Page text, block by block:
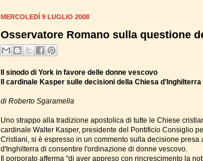
MERCOLEDÌ 9 LUGLIO 2008
Osservatore Romano sulla questione
Il sinodo di York in favore delle donne vescovo
Il cardinale Kasper sulle decisioni della Chiesa d'Inghilterra
di Roberto Sgaramella
Uno strappo alla tradizione apostolica di tutte le Chiese
cardinale Walter Kasper, presidente del Pontificio Consiglio
Cristiani, si è espresso in un commento sulla decisione presa
d'Inghilterra di consentire l'ordinazione di donne vescovo.
Il porporato afferma "di aver appreso con rincrescimento la